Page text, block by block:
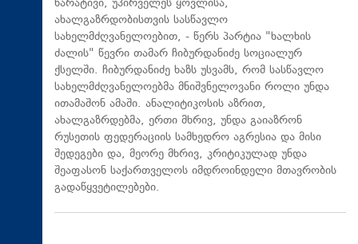
ნარატივი, უპირველეს ყოვლისა,
ახალგაზრდობისთვის სასწავლო
სახელმძღვანელოებით, - წერს პარტია "ხალხის
ძალის" წევრი თამარ ჩიბურდანიძე სოციალურ
ქსელში. ჩიბურდანიძე ხაზს უსვამს, რომ სასწავლო
სახელმძღვანელოებმა მნიშვნელოვანი როლი უნდა
ითამაშონ ამაში. ანალიტიკოსის აზრით,
ახალგაზრდებმა, ერთი მხრივ, უნდა გაიაზრონ
რუსეთის ფედერაციის სამხედრო აგრესია და მისი
შედეგები და, მეორე მხრივ, კრიტიკულად უნდა
შეაფასონ საქართველოს იმდროინდელი მთავრობის
გადაწყვეტილებები.